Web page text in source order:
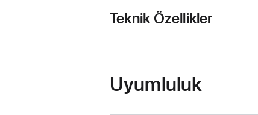
Teknik Özellikler
Uyumluluk